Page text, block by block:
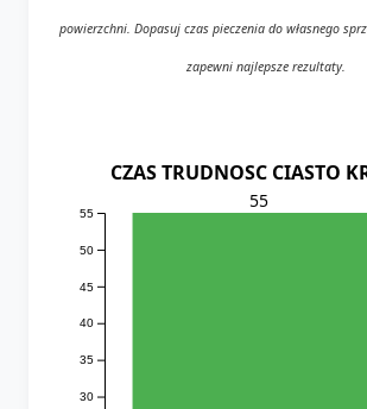
powierzchni. Dopasuj czas pieczenia do własnego
zapewni najlepsze rezultaty.
CZAS TRUDNOSC CIASTO
30
35
40
45
50
55
55